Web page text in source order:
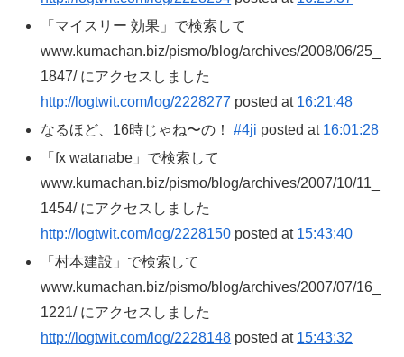
「マイスリー 効果」で検索して
www.kumachan.biz/pismo/blog/archives/2008/06/25_
1847/ にアクセスしました
http://logtwit.com/log/2228277 posted at 16:21:48
なるほど、16時じゃね〜の！#4ji posted at 16:01:28
「fx watanabe」で検索して
www.kumachan.biz/pismo/blog/archives/2007/10/11_
1454/ にアクセスしました
http://logtwit.com/log/2228150 posted at 15:43:40
「村本建設」で検索して
www.kumachan.biz/pismo/blog/archives/2007/07/16_
1221/ にアクセスしました
http://logtwit.com/log/2228148 posted at 15:43:32